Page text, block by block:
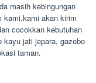
masih kebingungan
kami.kami akan kirim
cocokkan kebutuhan
kayu jati jepara, gazebo
taman.